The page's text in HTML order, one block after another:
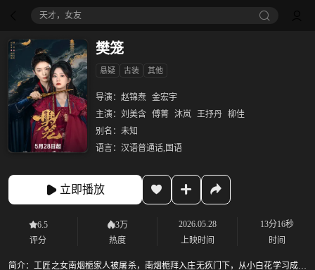
天才，女友
樊笼
悬疑 古装 其他
导演： 赵锦焘 金宏宇
主演： 刘美含 傅菁 沐岚 王抒丹 柳佳
别名： 未知
语言： 汉语普通话,国语
立即播放
6.5
评分
3万
热度
2026.05.28
上映时间
13分16秒
时间
简介：工匠之女南烟栀家人被屠杀，南烟栀拜入庄无疚门下，从小白花学习成为